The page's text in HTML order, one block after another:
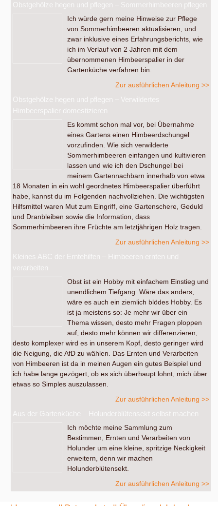
Obstgehölze hegen und pflegen – Sommerhimbeeren pflegen
Ich würde gern meine Hinweise zur Pflege
von Sommerhimbeeren aktualisieren, und
zwar inklusive eines Erfahrungsberichts, wie
ich im Verlauf von 2 Jahren mit dem
übernommenen Himbeerspalier in der
Gartenküche verfahren bin.
Zur ausführlichen Anleitung >>
Obstgehölze hegen und pflegen – Verwildertes
Himbeerspalier domestizieren
Es kommt schon mal vor, bei Übernahme
eines Gartens einen Himbeerdschungel
vorzufinden. Wie sich verwilderte
Sommerhimbeeren einfangen und kultivieren
lassen und wie ich den Dschungel bei
meinem Gartennachbarn innerhalb von etwa
18 Monaten in ein wohl geordnetes Himbeerspalier überführt
habe, kannst du im Folgenden nachvollziehen. Die wichtigsten
Hilfsmittel waren Mut zum Eingriff, eine Gartenschere, Geduld
und Dranbleiben sowie die Information, dass
Sommerhimbeeren ihre Früchte am letztjährigen Holz tragen.
Zur ausführlichen Anleitung >>
Kleines ABC der Erntehilfen – Himbeeren ernten und
verarbeiten
Obst ist ein Hobby mit einfachem Einstieg und
unendlichem Tiefgang. Wäre das anders,
wäre es auch ein ziemlich blödes Hobby. Es
ist ja meistens so: Je mehr wir über ein
Thema wissen, desto mehr Fragen ploppen
auf, desto mehr können wir differenzieren,
desto komplexer wird es in unserem Kopf, desto geringer wird
die Neigung, die AfD zu wählen. Das Ernten und Verarbeiten
von Himbeeren ist da in meinen Augen ein gutes Beispiel und
ich habe lange gezögert, ob es sich überhaupt lohnt, mich über
etwas so Simples auszulassen.
Zur ausführlichen Anleitung >>
Aus der Gartenküche – Holunderblütensekt selbst machen
Ich möchte meine Sammlung zum
Bestimmen, Ernten und Verarbeiten von
Holunder um eine kleine, spritzige Neckigkeit
erweitern, denn wir machen
Holunderblütensekt.
Zur ausführlichen Anleitung >>